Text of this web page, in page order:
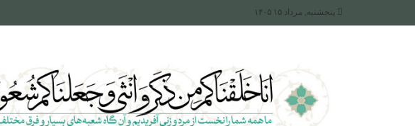
پنجشنبه, مرداد ۱۵ ۱۴۰۵